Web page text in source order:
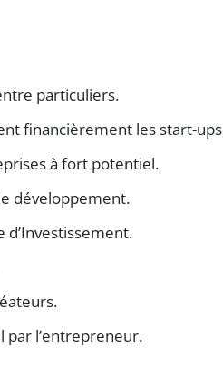
particuliers.
financièrement les start-
à fort potentiel.
développement.
d’Investissement.
par l’entrepreneur.